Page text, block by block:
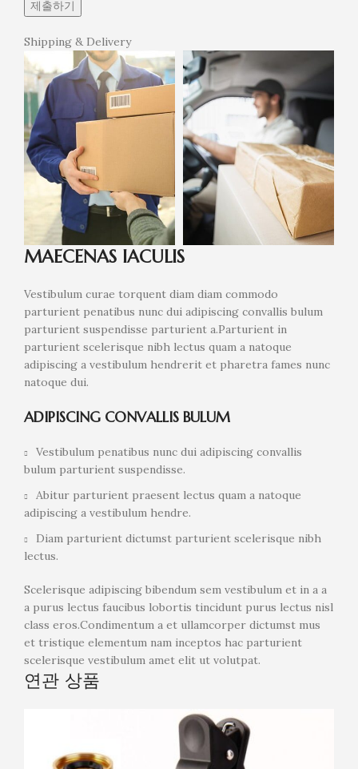
Shipping & Delivery
MAECENAS IACULIS
Vestibulum curae torquent diam diam commodo
parturient penatibus nunc dui adipiscing convallis bulum
parturient suspendisse parturient a.Parturient in
parturient scelerisque nibh lectus quam a natoque
adipiscing a vestibulum hendrerit et pharetra fames nunc
natoque dui.
ADIPISCING CONVALLIS BULUM
Vestibulum penatibus nunc dui adipiscing convallis
bulum parturient suspendisse.
Abitur parturient praesent lectus quam a natoque
adipiscing a vestibulum hendre.
Diam parturient dictumst parturient scelerisque nibh
lectus.
Scelerisque adipiscing bibendum sem vestibulum et in a a
a purus lectus faucibus lobortis tincidunt purus lectus nisl
class eros.Condimentum a et ullamcorper dictumst mus
et tristique elementum nam inceptos hac parturient
scelerisque vestibulum amet elit ut volutpat.
연관 상품